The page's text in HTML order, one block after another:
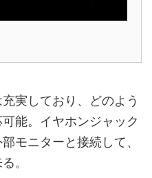
実しており、どのよう
能。イヤホンジャック
モニターと接続して、
。